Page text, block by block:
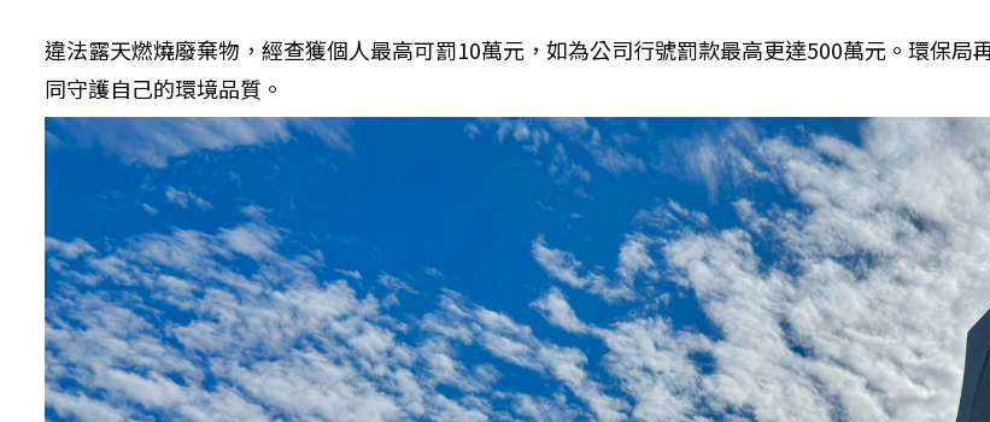
違法露天燃燒廢棄物，經查獲個人最高可罰10萬元，如為公司行號罰款最高更達500萬元。環保
同守護自己的環境品質。